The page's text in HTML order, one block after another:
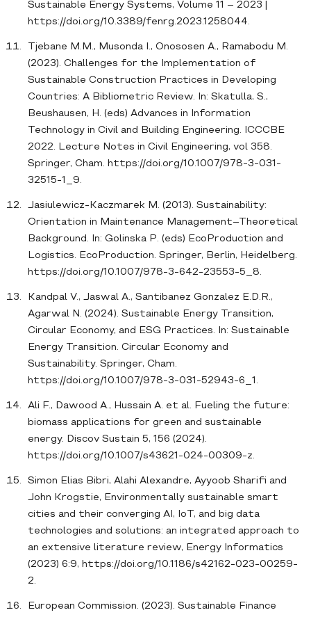
Sustainable Energy Systems, Volume 11 – 2023 |
https://doi.org/10.3389/fenrg.2023.1258044.
Tjebane M.M., Musonda I., Onososen A., Ramabodu M.
(2023). Challenges for the Implementation of
Sustainable Construction Practices in Developing
Countries: A Bibliometric Review. In: Skatulla, S.,
Beushausen, H. (eds) Advances in Information
Technology in Civil and Building Engineering. ICCCBE
2022. Lecture Notes in Civil Engineering, vol 358.
Springer, Cham. https://doi.org/10.1007/978-3-031-
32515-1_9.
Jasiulewicz-Kaczmarek M. (2013). Sustainability:
Orientation in Maintenance Management–Theoretical
Background. In: Golinska P. (eds) EcoProduction and
Logistics. EcoProduction. Springer, Berlin, Heidelberg.
https://doi.org/10.1007/978-3-642-23553-5_8.
Kandpal V., Jaswal A., Santibanez Gonzalez E.D.R.,
Agarwal N. (2024). Sustainable Energy Transition,
Circular Economy, and ESG Practices. In: Sustainable
Energy Transition. Circular Economy and
Sustainability. Springer, Cham.
https://doi.org/10.1007/978-3-031-52943-6_1.
Ali F., Dawood A., Hussain A. et al. Fueling the future:
biomass applications for green and sustainable
energy. Discov Sustain 5, 156 (2024).
https://doi.org/10.1007/s43621-024-00309-z.
Simon Elias Bibri, Alahi Alexandre, Ayyoob Sharifi and
John Krogstie, Environmentally sustainable smart
cities and their converging AI, IoT, and big data
technologies and solutions: an integrated approach to
an extensive literature review, Energy Informatics
(2023) 6:9, https://doi.org/10.1186/s42162-023-00259-
2.
European Commission. (2023). Sustainable Finance